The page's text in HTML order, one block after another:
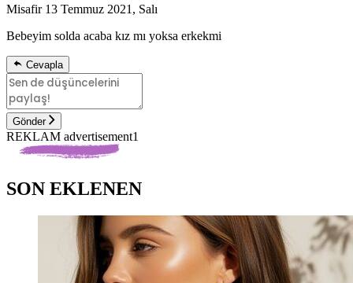
Misafir 13 Temmuz 2021, Salı
Bebeyim solda acaba kız mı yoksa erkekmi
Cevapla
Gönder
REKLAM advertisement1
SON EKLENEN